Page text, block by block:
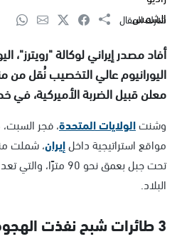
شارك المقال
أفاد مصدر إيراني لوكالة
اليورانيوم عالي التخصيب نُقل من
معلن قبيل الضربة الأميركية، في
وشنتالولايات المتحدة، فجر
مواقع استراتيجية داخلإيران، شملت
تحت جبل بعمق نحو 90
البلاد.
3 طائرات شبح نفذت الهجوم على إيران